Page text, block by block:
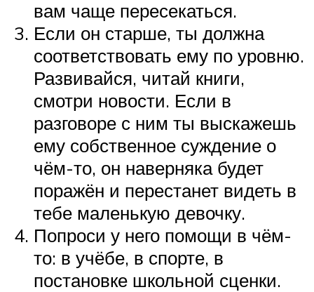
вам чаще пересекаться.
Если он старше, ты должна
соответствовать ему по уровню.
Развивайся, читай книги,
смотри новости. Если в
разговоре с ним ты выскажешь
ему собственное суждение о
чём-то, он наверняка будет
поражён и перестанет видеть в
тебе маленькую девочку.
Попроси у него помощи в чём-
то: в учёбе, в спорте, в
постановке школьной сценки.